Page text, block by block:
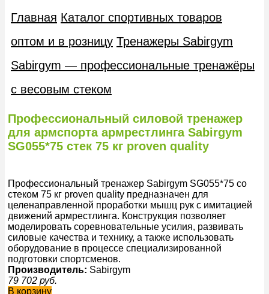
Главная Каталог спортивных товаров
оптом и в розницу Тренажеры Sabirgym
Sabirgym — профессиональные тренажёры
с весовым стеком
Профессиональный силовой тренажер
для армспорта армрестлинга Sabirgym
SG055*75 стек 75 кг proven quality
Профессиональный тренажер Sabirgym SG055*75 со
стеком 75 кг proven quality предназначен для
целенаправленной проработки мышц рук с имитацией
движений армрестлинга. Конструкция позволяет
моделировать соревновательные усилия, развивать
силовые качества и технику, а также использовать
оборудование в процессе специализированной
подготовки спортсменов.
Производитель: Sabirgym
79 702 руб.
В корзину